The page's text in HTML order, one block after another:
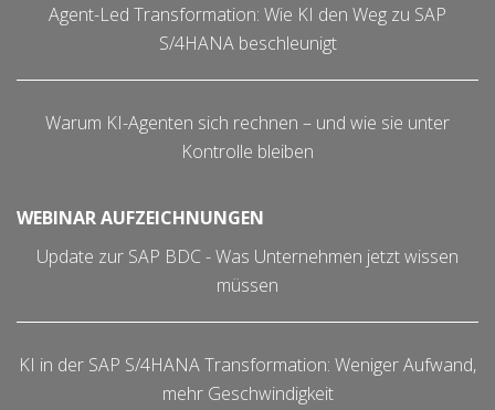
Agent-Led Transformation: Wie KI den Weg zu SAP
S/4HANA beschleunigt
Warum KI-Agenten sich rechnen – und wie sie unter
Kontrolle bleiben
WEBINAR AUFZEICHNUNGEN
Update zur SAP BDC - Was Unternehmen jetzt wissen
müssen
KI in der SAP S/4HANA Transformation: Weniger Aufwand,
mehr Geschwindigkeit